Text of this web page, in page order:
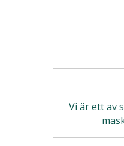
Vi är ett av